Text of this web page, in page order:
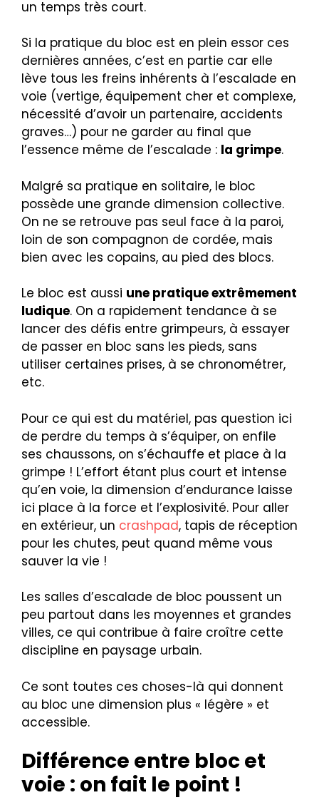
un temps très court.
Si la pratique du bloc est en plein essor ces
dernières années, c’est en partie car elle
lève tous les freins inhérents à l’escalade en
voie (vertige, équipement cher et complexe,
nécessité d’avoir un partenaire, accidents
graves…) pour ne garder au final que
l’essence même de l’escalade : la grimpe.
Malgré sa pratique en solitaire, le bloc
possède une grande dimension collective.
On ne se retrouve pas seul face à la paroi,
loin de son compagnon de cordée, mais
bien avec les copains, au pied des blocs.
Le bloc est aussi une pratique extrêmement
ludique. On a rapidement tendance à se
lancer des défis entre grimpeurs, à essayer
de passer en bloc sans les pieds, sans
utiliser certaines prises, à se chronométrer,
etc.
Pour ce qui est du matériel, pas question ici
de perdre du temps à s’équiper, on enfile
ses chaussons, on s’échauffe et place à la
grimpe ! L’effort étant plus court et intense
qu’en voie, la dimension d’endurance laisse
ici place à la force et l’explosivité. Pour aller
en extérieur, un crashpad, tapis de réception
pour les chutes, peut quand même vous
sauver la vie !
Les salles d’escalade de bloc poussent un
peu partout dans les moyennes et grandes
villes, ce qui contribue à faire croître cette
discipline en paysage urbain.
Ce sont toutes ces choses-là qui donnent
au bloc une dimension plus « légère » et
accessible.
Différence entre bloc et
voie : on fait le point !